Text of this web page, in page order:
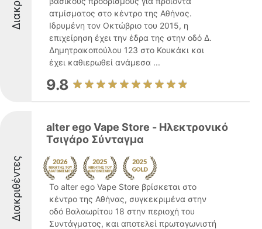
ατμίσματος στο κέντρο της Αθήνας.
Ιδρυμένη τον Οκτώβριο του 2015, η
επιχείρηση έχει την έδρα της στην οδό Δ.
Δημητρακοπούλου 123 στο Κουκάκι και
έχει καθιερωθεί ανάμεσα ...
9.8
Διακριθέντες
alter ego Vape Store - Ηλεκτρονικό
Τσιγάρο Σύνταγμα
Το alter ego Vape Store βρίσκεται στο
κέντρο της Αθήνας, συγκεκριμένα στην
οδό Βαλαωρίτου 18 στην περιοχή του
Συντάγματος, και αποτελεί πρωταγωνιστή